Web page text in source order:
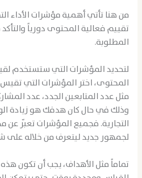
من هنا تأتي أهمية مؤشرات الأداء
تقييم فعالية المحتوى دورياً
المطلوبة.
لتحديد المؤشرات التي ستستخدم
المحتوى، اختر المؤشرات التي
مثل عدد المتابعين الجدد، عدد
وذلك في حال كان هدفك هو زيادة
التجارية. فجميع المؤشرات تعبّر
لجمهور جديد ليتعرف من خلاله على
تماماً مثل الأهداف، يجب أن تكون